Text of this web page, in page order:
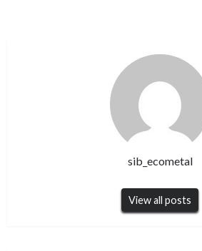
sib_ecometal
View all posts